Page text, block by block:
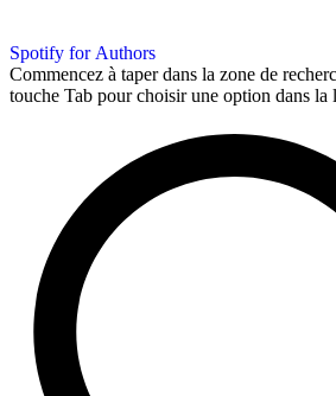
Spotify for Authors
Commencez à taper dans la zone de
touche Tab pour choisir une option dans la